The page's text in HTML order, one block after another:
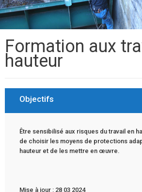
Formation aux
hauteur
Objectifs
Être sensibilisé aux risques du travail en
de choisir les moyens de protections
hauteur et de les mettre en œuvre.
Mise à jour : 28 03 2024